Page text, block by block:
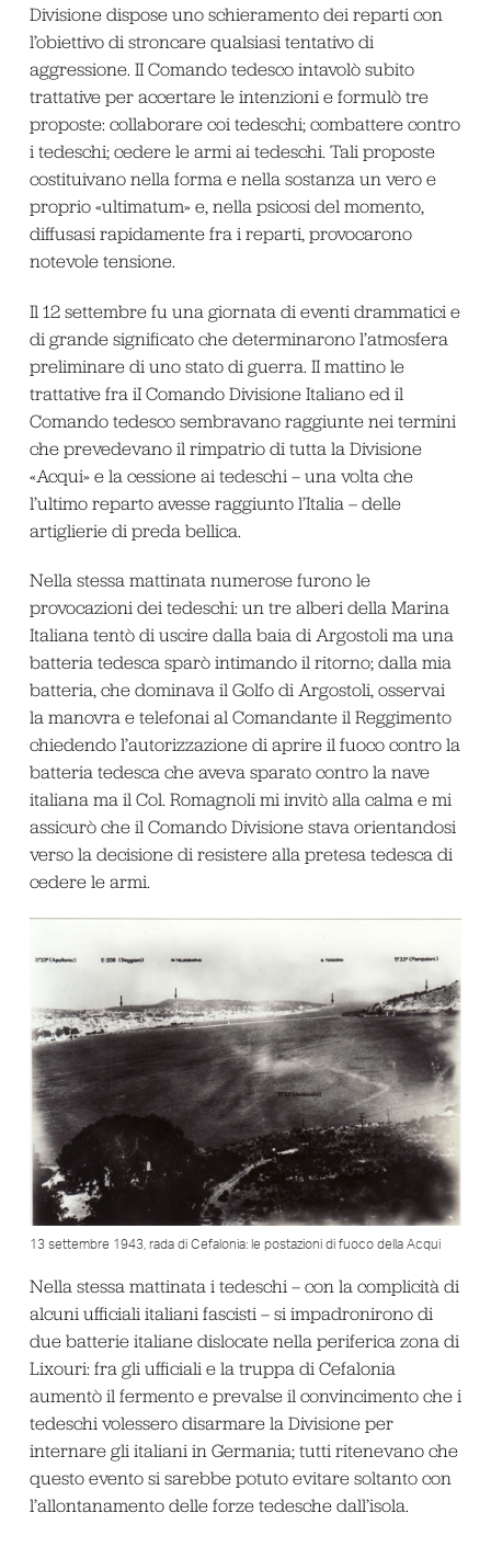
Divisione dispose uno schieramento dei reparti con
l’obiettivo di stroncare qualsiasi tentativo di
aggressione. II Comando tedesco intavolò subito
trattative per accertare le intenzioni e formulò tre
proposte: collaborare coi tedeschi; combattere contro
i tedeschi; cedere le armi ai tedeschi. Tali proposte
costituivano nella forma e nella sostanza un vero e
proprio «ultimatum» e, nella psicosi del momento,
diffusasi rapidamente fra i reparti, provocarono
notevole tensione.
Il 12 settembre fu una giornata di eventi drammatici e
di grande significato che determinarono l’atmosfera
preliminare di uno stato di guerra. II mattino le
trattative fra iI Comando Divisione Italiano ed il
Comando tedesco sembravano raggiunte nei termini
che prevedevano il rimpatrio di tutta la Divisione
«Acqui» e la cessione ai tedeschi – una volta che
l’ultimo reparto avesse raggiunto l’Italia – delle
artiglierie di preda bellica.
Nella stessa mattinata numerose furono le
provocazioni dei tedeschi: un tre alberi della Marina
Italiana tentò di uscire dalla baia di Argostoli ma una
batteria tedesca sparò intimando il ritorno; dalla mia
batteria, che dominava il Golfo di Argostoli, osservai
la manovra e telefonai al Comandante il Reggimento
chiedendo l’autorizzazione di aprire il fuoco contro la
batteria tedesca che aveva sparato contro la nave
italiana ma il Col. Romagnoli mi invitò alla calma e mi
assicurò che il Comando Divisione stava orientandosi
verso la decisione di resistere alla pretesa tedesca di
cedere le armi.
13 settembre 1943, rada di Cefalonia: le postazioni di fuoco della Acqui
Nella stessa mattinata i tedeschi – con la complicità di
alcuni ufficiali italiani fascisti – si impadronirono di
due batterie italiane dislocate nella periferica zona di
Lixouri: fra gli ufficiali e la truppa di Cefalonia
aumentò il fermento e prevalse il convincimento che i
tedeschi volessero disarmare la Divisione per
internare gli italiani in Germania; tutti ritenevano che
questo evento si sarebbe potuto evitare soltanto con
l’allontanamento delle forze tedesche dall’isola.